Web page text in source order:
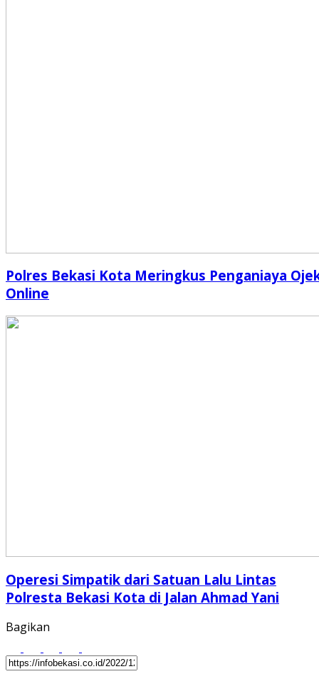
Polres Bekasi Kota Meringkus Penganiaya
Online
Operesi Simpatik dari Satuan Lalu Lintas
Polresta Bekasi Kota di Jalan Ahmad Yani
Bagikan